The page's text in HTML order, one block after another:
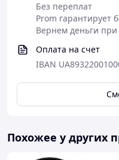
Без переплат
Prom гарантирует
Вернем деньги при
Оплата на счет
IBAN
Похожее у других